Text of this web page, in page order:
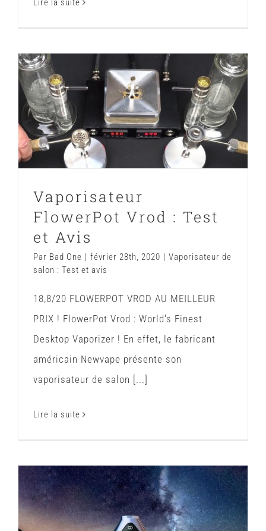
Lire la suite
Vaporisateur FlowerPot Vrod : Test
et Avis
Vaporisateur de salon : Test et avis
Vaporisateur
FlowerPot Vrod : Test
et Avis
Par Bad One | février 28th, 2020 | Vaporisateur de
salon : Test et avis
18,8/20 FLOWERPOT VROD AU MEILLEUR
PRIX ! FlowerPot Vrod : World's Finest
Desktop Vaporizer ! En effet, le fabricant
américain Newvape présente son
vaporisateur de salon [...]
Lire la suite
Vaporisateur Volcano Hybrid : Test